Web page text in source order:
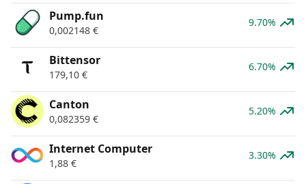
Pump.fun
0,002148 €
9.70%
Bittensor
179,10 €
6.70%
Canton
0,082359 €
5.20%
Internet Computer
1,88 €
3.30%